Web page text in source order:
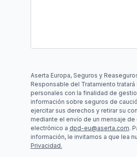
Aserta Europa, Seguros y
Responsable del Tratamiento tratará
personales con la finalidad de
información sobre seguros de
ejercitar sus derechos y retirar su
mediante el envío de un mensaje de
electrónico a dpd-eu@aserta.com.
información, le invitamos a que lea
Privacidad.